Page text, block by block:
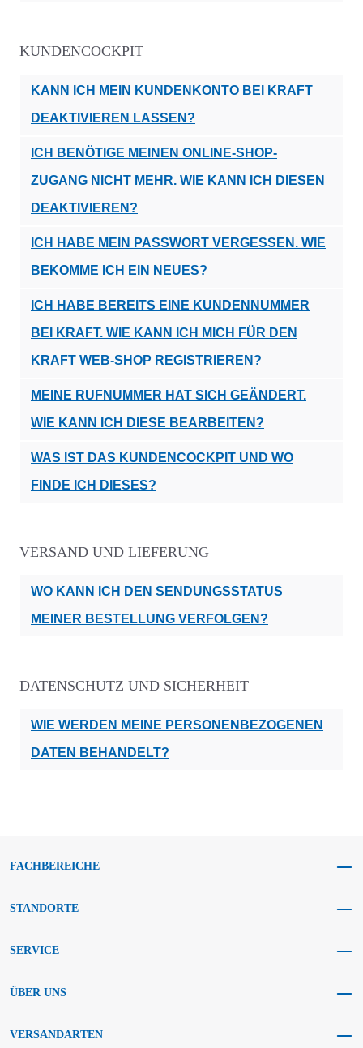
KUNDENCOCKPIT
KANN ICH MEIN KUNDENKONTO BEI KRAFT
DEAKTIVIEREN LASSEN?
ICH BENÖTIGE MEINEN ONLINE-SHOP-
ZUGANG NICHT MEHR. WIE KANN ICH DIESEN
DEAKTIVIEREN?
ICH HABE MEIN PASSWORT VERGESSEN. WIE
BEKOMME ICH EIN NEUES?
ICH HABE BEREITS EINE KUNDENNUMMER
BEI KRAFT. WIE KANN ICH MICH FÜR DEN
KRAFT WEB-SHOP REGISTRIEREN?
MEINE RUFNUMMER HAT SICH GEÄNDERT.
WIE KANN ICH DIESE BEARBEITEN?
WAS IST DAS KUNDENCOCKPIT UND WO
FINDE ICH DIESES?
VERSAND UND LIEFERUNG
WO KANN ICH DEN SENDUNGSSTATUS
MEINER BESTELLUNG VERFOLGEN?
DATENSCHUTZ UND SICHERHEIT
WIE WERDEN MEINE PERSONENBEZOGENEN
DATEN BEHANDELT?
FACHBEREICHE
STANDORTE
SERVICE
ÜBER UNS
VERSANDARTEN